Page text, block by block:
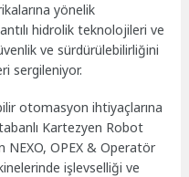
yönelik
hidrolik teknolojileri ve
ve sürdürülebilirliğini
sergileniyor.
otomasyon ihtiyaçlarına
Kartezyen Robot
NEXO, OPEX & Operatör
işlevselliği ve